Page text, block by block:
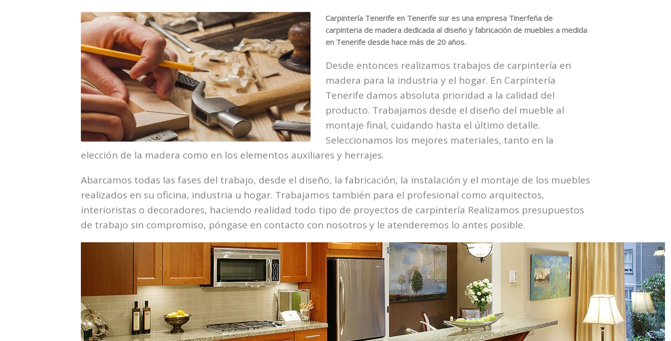
Carpintería Tenerife en Tenerife sur es una empresa Tinerfeña de
carpinteria de madera dedicada al diseño y fabricación de muebles a medida
en Tenerife desde hace más de 20 años.
Desde entonces realizamos trabajos de carpintería en
madera para la industria y el hogar. En Carpintería
Tenerife damos absoluta prioridad a la calidad del
producto. Trabajamos desde el diseño del mueble al
montaje final, cuidando hasta el último detalle.
Seleccionamos los mejores materiales, tanto en la
elección de la madera como en los elementos auxiliares y herrajes.
Abarcamos todas las fases del trabajo, desde el diseño, la fabricación, la instalación y el montaje de los muebles
realizados en su oficina, industria u hogar. Trabajamos también para el profesional como arquitectos,
interioristas o decoradores, haciendo realidad todo tipo de proyectos de carpintería Realizamos presupuestos
de trabajo sin compromiso, póngase en contacto con nosotros y le atenderemos lo antes posible.